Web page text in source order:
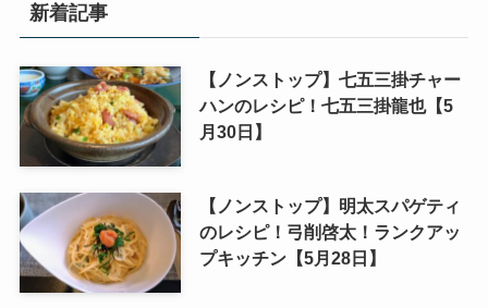
新着記事
【ノンストップ】七五三掛チャー
ハンのレシピ！七五三掛龍也【5
月30日】
【ノンストップ】明太スパゲティ
のレシピ！弓削啓太！ランクアッ
プキッチン【5月28日】